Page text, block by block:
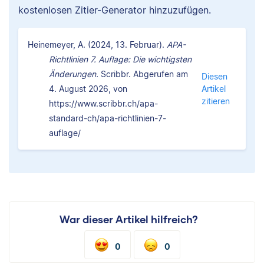
kostenlosen Zitier-Generator hinzuzufügen.
Heinemeyer, A. (2024, 13. Februar). APA-
Richtlinien 7. Auflage: Die wichtigsten
Änderungen. Scribbr. Abgerufen am
4. August 2026, von
https://www.scribbr.ch/apa-
standard-ch/apa-richtlinien-7-
auflage/
Diesen
Artikel
zitieren
War dieser Artikel hilfreich?
0 0